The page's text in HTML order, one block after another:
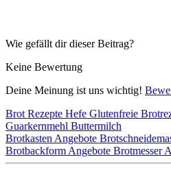
Wie gefällt dir dieser Beitrag?
Keine Bewertung
Deine Meinung ist uns wichtig!
Brot Rezepte Hefe Glutenfreie
Guarkernmehl Buttermilch
Brotkasten Angebote
Brotbackform Angebote Brotmesser